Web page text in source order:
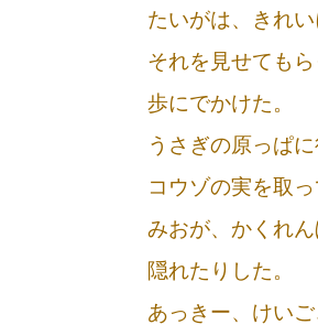
たいがは、きれ
それを見せても
歩にでかけた。
うさぎの原っぱ
コウゾの実を取
みおが、かくれ
隠れたりした。
あっきー、けい